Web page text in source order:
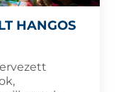
HANGOS